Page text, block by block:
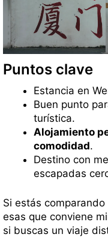
Puntos clave
Estancia en
Buen punto
turística.
Alojamiento
comodidad.
Destino con
escapadas
Si estás
esas que conviene
si buscas un viaje